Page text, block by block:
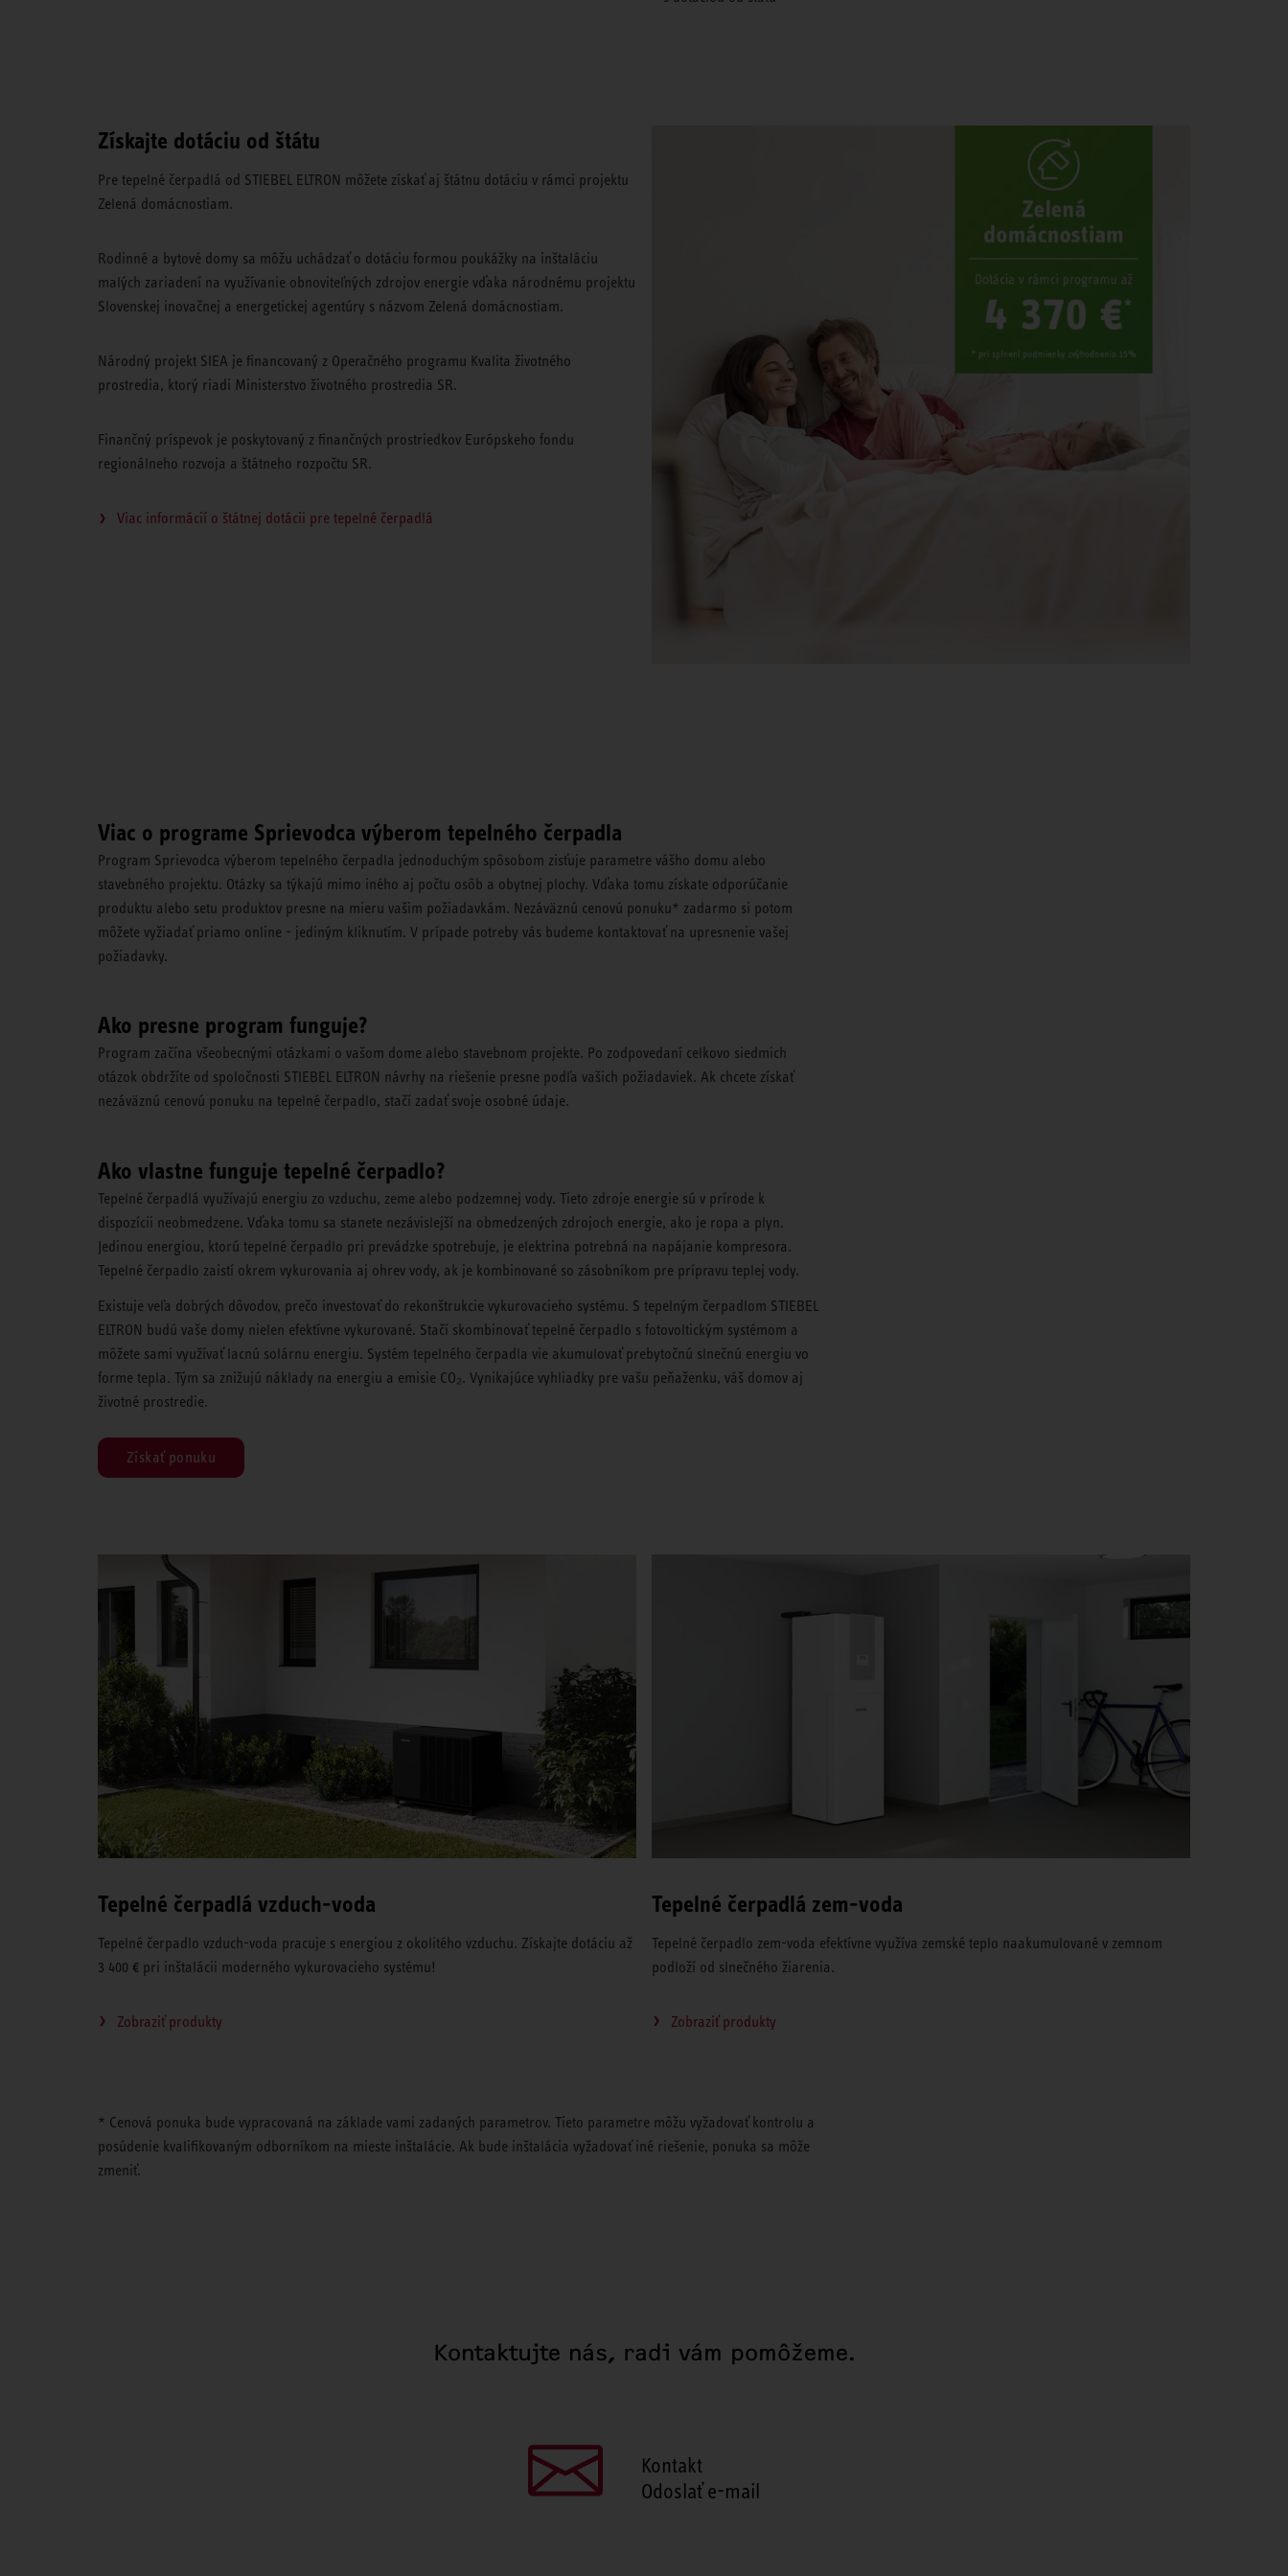
Získajte dotáciu od štátu
Pre tepelné čerpadlá od STIEBEL ELTRON môžete získať aj štátnu dotáciu v rámci projektu
Zelená domácnostiam.
Rodinné a bytové domy sa môžu uchádzať o dotáciu formou poukážky na inštaláciu
malých zariadení na využívanie obnoviteľných zdrojov energie vďaka národnému projektu
Slovenskej inovačnej a energetickej agentúry s názvom Zelená domácnostiam.
Národný projekt SIEA je financovaný z Operačného programu Kvalita životného
prostredia, ktorý riadi Ministerstvo životného prostredia SR.
Finančný príspevok je poskytovaný z finančných prostriedkov Európskeho fondu
regionálneho rozvoja a štátneho rozpočtu SR.
Viac informácií o štátnej dotácii pre tepelné čerpadlá
Viac o programe Sprievodca výberom tepelného čerpadla
Program Sprievodca výberom tepelného čerpadla jednoduchým spôsobom zisťuje parametre vášho domu alebo
stavebného projektu. Otázky sa týkajú mimo iného aj počtu osôb a obytnej plochy. Vďaka tomu získate odporúčanie
produktu alebo setu produktov presne na mieru vašim požiadavkám. Nezáväznú cenovú ponuku* zadarmo si potom
môžete vyžiadať priamo online - jediným kliknutím. V prípade potreby vás budeme kontaktovať na upresnenie vašej
požiadavky.
Ako presne program funguje?
Program začína všeobecnými otázkami o vašom dome alebo stavebnom projekte. Po zodpovedaní celkovo siedmich
otázok obdržíte od spoločnosti STIEBEL ELTRON návrhy na riešenie presne podľa vašich požiadaviek. Ak chcete získať
nezáväznú cenovú ponuku na tepelné čerpadlo, stačí zadať svoje osobné údaje.
Ako vlastne funguje tepelné čerpadlo?
Tepelné čerpadlá využívajú energiu zo vzduchu, zeme alebo podzemnej vody. Tieto zdroje energie sú v prírode k
dispozícii neobmedzene. Vďaka tomu sa stanete nezávislejší na obmedzených zdrojoch energie, ako je ropa a plyn.
Jedinou energiou, ktorú tepelné čerpadlo pri prevádzke spotrebuje, je elektrina potrebná na napájanie kompresora.
Tepelné čerpadlo zaistí okrem vykurovania aj ohrev vody, ak je kombinované so zásobníkom pre prípravu teplej vody.
Existuje veľa dobrých dôvodov, prečo investovať do rekonštrukcie vykurovacieho systému. S tepelným čerpadlom STIEBEL
ELTRON budú vaše domy nielen efektívne vykurované. Stačí skombinovať tepelné čerpadlo s fotovoltickým systémom a
môžete sami využívať lacnú solárnu energiu. Systém tepelného čerpadla vie akumulovať prebytočnú slnečnú energiu vo
forme tepla. Tým sa znižujú náklady na energiu a emisie CO₂. Vynikajúce vyhliadky pre vašu peňaženku, váš domov aj
životné prostredie.
Získať ponuku
Tepelné čerpadlá vzduch-voda
Tepelné čerpadlo vzduch-voda pracuje s energiou z okolitého vzduchu. Získajte dotáciu až
3 400 € pri inštalácii moderného vykurovacieho systému!
Zobraziť produkty
Tepelné čerpadlá zem-voda
Tepelné čerpadlo zem-voda efektívne využíva zemské teplo naakumulované v zemnom
podloží od slnečného žiarenia.
Zobraziť produkty
* Cenová ponuka bude vypracovaná na základe vami zadaných parametrov. Tieto parametre môžu vyžadovať kontrolu a
posúdenie kvalifikovaným odborníkom na mieste inštalácie. Ak bude inštalácia vyžadovať iné riešenie, ponuka sa môže
zmeniť.
Kontaktujte nás, radi vám pomôžeme.
Kontakt
Odoslať e-mail